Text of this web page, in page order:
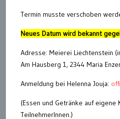
Termin musste verschoben
Neues Datum wird bekannt
Adresse: Meierei Liechtenstein
Am Hausberg 1, 2344 Maria
Anmeldung bei Helenna Jouja:
(Essen und Getränke auf eigene
TeilnehmerInnen.)